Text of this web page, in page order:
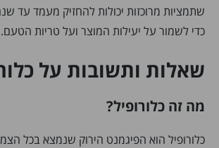
שתמציות מרוכזות יכולות להחזיק מעמד עד
כדי לשמור על יעילות המוצר ועל טריות הטעם.
שאלות ותשובות על
מה זה כלורופיל?
כלורופיל הוא הפיגמנט הירוק שנמצא בכל